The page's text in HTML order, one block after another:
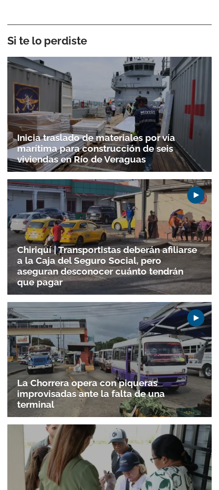
Si te lo perdiste
Inicia traslado de materiales por vía
marítima para construcción de seis
viviendas en Río de Veraguas
Chiriquí | Transportistas deberán afiliarse
a la Caja del Seguro Social, pero
aseguran desconocer cuánto tendrán
que pagar
La Chorrera opera con piqueras
improvisadas ante la falta de una
terminal